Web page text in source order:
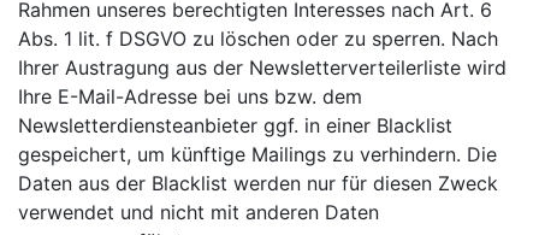
Rahmen unseres berechtigten Interesses nach Art. 6
Abs. 1 lit. f DSGVO zu löschen oder zu sperren. Nach
Ihrer Austragung aus der Newsletterverteilerliste wird
Ihre E-Mail-Adresse bei uns bzw. dem
Newsletterdiensteanbieter ggf. in einer Blacklist
gespeichert, um künftige Mailings zu verhindern. Die
Daten aus der Blacklist werden nur für diesen Zweck
verwendet und nicht mit anderen Daten